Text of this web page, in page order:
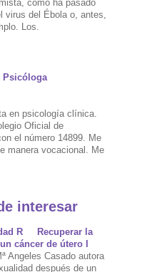
como ha pasado
virus del Ébola o, antes,
Los.
en psicología clínica.
Oficial de
el número 14899. Me
manera vocacional. Me
interesar
Recuperar la
cáncer de útero I
Angeles Casado autora
después de un